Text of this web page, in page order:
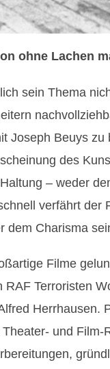
ohne Lachen
sein Thema
Joseph Beuys zu
des
– weder
verfährt der
dem Charisma
Filme
RAF Terroristen
Herrhausen.
und